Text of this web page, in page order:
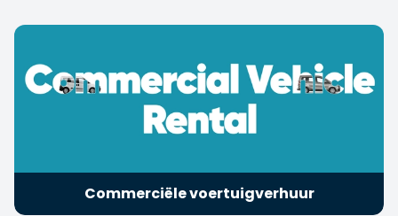
Commerciële voertuigverhuur